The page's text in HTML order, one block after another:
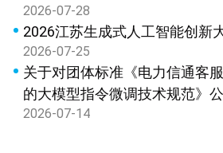
2026-07-28
2026江苏生成式人工智能创新
2026-07-25
关于对团体标准《电力信通客
的大模型指令微调技术规范》
2026-07-14